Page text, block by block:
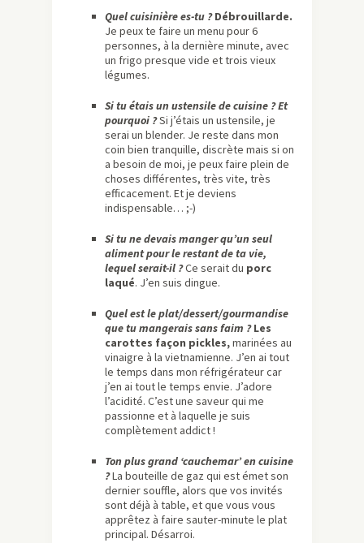
Quel cuisinière es-tu ?Débrouillarde.
Je peux te faire un menu pour 6
personnes, à la dernière minute, avec
un frigo presque vide et trois vieux
légumes.
Si tu étais un ustensile de cuisine ? Et
pourquoi ?Si j’étais un ustensile, je
serai un blender. Je reste dans mon
coin bien tranquille, discrète mais si on
a besoin de moi, je peux faire plein de
choses différentes, très vite, très
efficacement. Et je deviens
indispensable… ;-)
Si tu ne devais manger qu’un seul
aliment pour le restant de ta vie,
lequel serait-il ?Ce serait du porc
laqué. J’en suis dingue.
Quel est le plat/dessert/gourmandise
que tu mangerais sans faim ? Les
carottes façon pickles,marinées au
vinaigre à la vietnamienne. J’en ai tout
le temps dans mon réfrigérateur car
j’en ai tout le temps envie. J’adore
l’acidité. C’est une saveur qui me
passionne et à laquelle je suis
complètement addict !
Ton plus grand ‘cauchemar’ en cuisine
?La bouteille de gaz qui est émet son
dernier souffle, alors que vos invités
sont déjà à table, et que vous vous
apprêtez à faire sauter-minute le plat
principal. Désarroi.